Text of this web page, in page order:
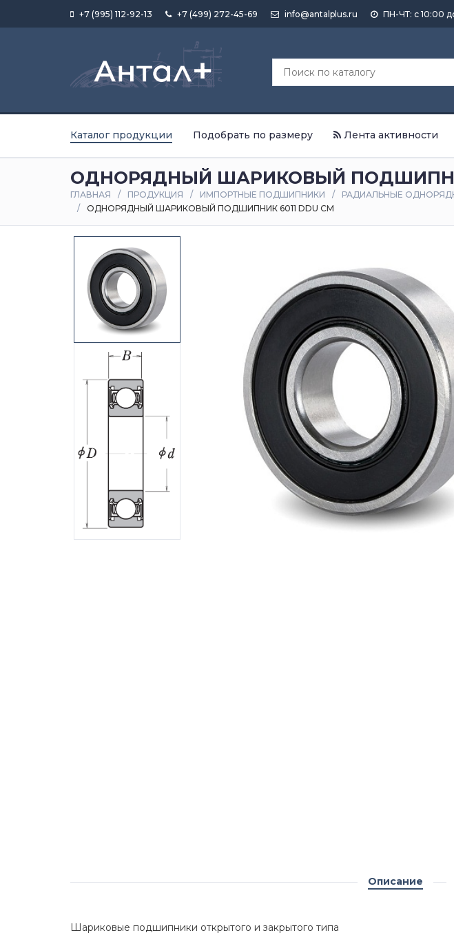
+7 (995) 112-92-13 +7 (499) 272-45-69 info@antalplus.ru ПН-ЧТ: с 10:00
Каталог продукции Подобрать по размеру Лента активности
ОДНОРЯДНЫЙ ШАРИКОВЫЙ ПОДШИПНИК
ГЛАВНАЯ ПРОДУКЦИЯ ИМПОРТНЫЕ ПОДШИПНИКИ
РАДИАЛЬНЫЕ
ОДНОРЯДНЫЙ ШАРИКОВЫЙ ПОДШИПНИК 6011 DDU CM
Описание
Шариковые подшипники открытого и закрытого типа